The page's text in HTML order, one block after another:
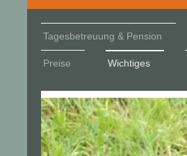
Tagesbetreuung & Pension
Preise Wichtiges